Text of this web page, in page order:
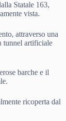
Statale 163,
vista.
attraverso una
tunnel artificiale
barche e il
ricoperta dal